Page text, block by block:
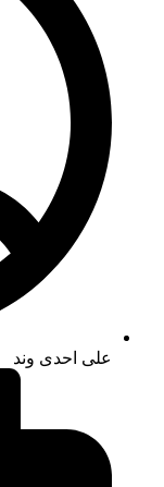
علی احدی وند